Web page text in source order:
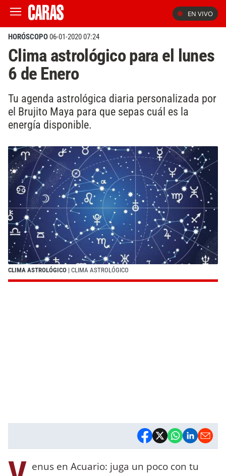
EN VIVO
HORÓSCOPO06-01-2020 07:24
Clima astrológico para el lunes
6 de Enero
Tu agenda astrológica diaria personalizada por
el Brujito Maya para que sepas cuál es la
energía disponible.
CLIMA ASTROLÓGICO | CLIMA ASTROLÓGICO
enus en Acuario: juga un poco con tu